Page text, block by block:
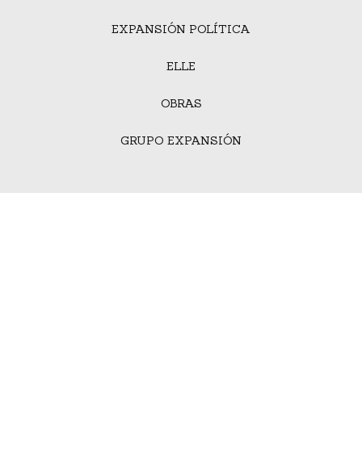
EXPANSIÓN POLÍTICA
ELLE
OBRAS
GRUPO EXPANSIÓN